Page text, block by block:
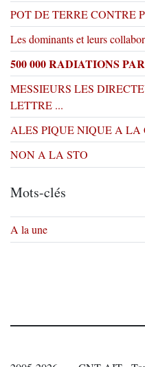
POT DE TERRE CONTRE
Les dominants et leurs
500 000 RADIATIONS
MESSIEURS LES
LETTRE ...
ALES PIQUE NIQUE A LA
NON A LA STO
Mots-clés
A la une